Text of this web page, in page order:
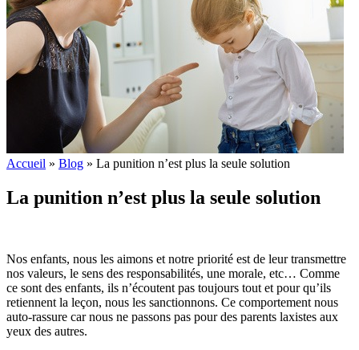
Accueil » Blog » La punition n’est plus la seule solution
La punition n’est plus la seule solution
Nos enfants, nous les aimons et notre priorité est de leur transmettre
nos valeurs, le sens des responsabilités, une morale, etc… Comme
ce sont des enfants, ils n’écoutent pas toujours tout et pour qu’ils
retiennent la leçon, nous les sanctionnons. Ce comportement nous
auto-rassure car nous ne passons pas pour des parents laxistes aux
yeux des autres.